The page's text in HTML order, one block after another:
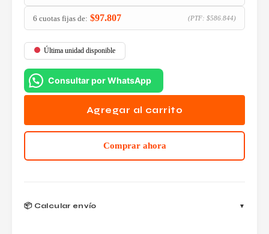
6 cuotas fijas de: $97.807 (PTF: $586.844)
Última unidad disponible
Consultar por WhatsApp
Agregar al carrito
Comprar ahora
📦 Calcular envío